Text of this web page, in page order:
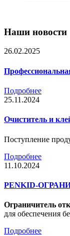
Наши новости
26.02.2025
Подробнее
25.11.2024
Очиститель и
Поступление
Подробнее
11.10.2024
PENKID-
Ограничитель
для обеспечения
Подробнее